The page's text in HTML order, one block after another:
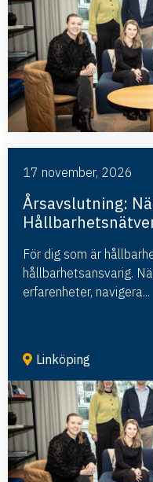
17 november, 2026
Årsavslutning:
För dig som är
hållbarhetsansvarig.
erfarenheter, navigera...
Linköping